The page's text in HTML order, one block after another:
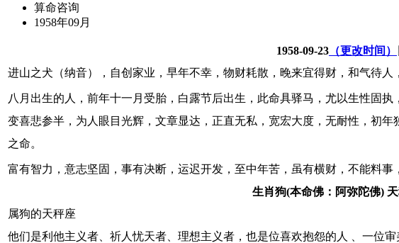
算命咨询
1958年09月
1958-09-23 （更改时间）
进山之犬（纳音），自创家业，早年不幸，物财耗散，晚来宜得财，和气待人
八月出生的人，前年十一月受胎，白露节后出生，此命具驿马，尤以生性固
变喜悲参半，为人眼目光辉，文章显达，正直无私，宽宏大度，无耐性，初
之命。
富有智力，意志坚固，事有决断，运迟开发，至中年苦，虽有横财，不能料事
生肖狗(本命佛：阿弥陀佛)
属狗的天秤座
他们是利他主义者、祈人忧天者、理想主义者，也是位喜欢抱怨的人 、一位